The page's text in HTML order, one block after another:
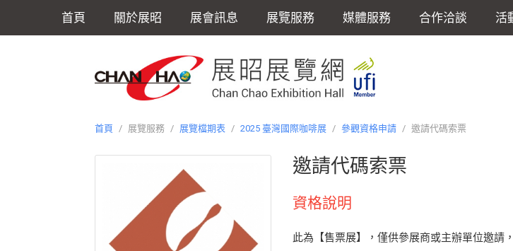
首頁 關於展昭 展會訊息 展覽服務 媒體服務 合作洽談 活
首頁 / 展覽服務 / 展覽檔期表 / 2025 臺灣國際咖啡展 / 參觀資格申請 / 邀請代碼索票
邀請代碼索票
資格說明
此為【售票展】，僅供參展商或主辦單位邀請